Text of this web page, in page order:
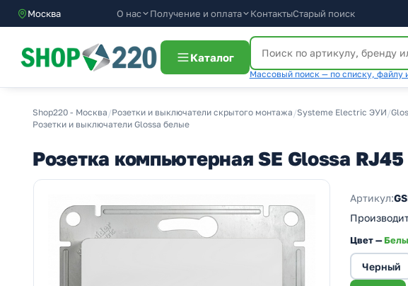
Москва О нас Получение и оплата КонтактыСтарый поиск
Каталог
Массовый поиск — по списку, файлу
Shop220 - Москва /Розетки и выключатели скрытого монтажа /Systeme Electric ЭУИ /
Розетки и выключатели Glossa белые
Розетка компьютерная SE Glossa
Артикул:
Цвет —
Черный